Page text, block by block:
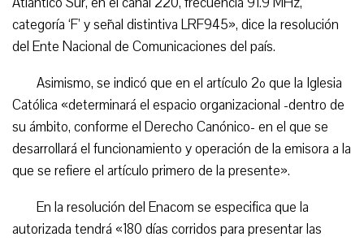
categoría ‘F’ y señal distintiva LRF945», dice la resolución
del Ente Nacional de Comunicaciones del país.
Asimismo, se indicó que en el artículo 2º que la Iglesia
Católica «determinará el espacio organizacional -dentro de
su ámbito, conforme el Derecho Canónico- en el que se
desarrollará el funcionamiento y operación de la emisora a la
que se refiere el artículo primero de la presente».
En la resolución del Enacom se especifica que la
autorizada tendrá «180 días corridos para presentar las